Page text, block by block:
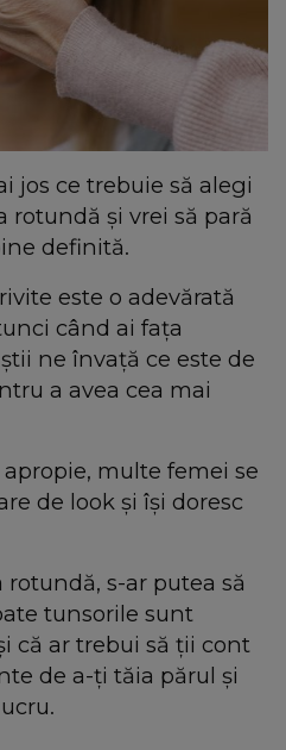
jos ce trebuie să alegi
rotundă și vrei să pară
definită.
este o adevărată
când ai fața
ne învață ce este de
a avea cea mai
multe femei se
de look și își doresc
rotundă, s-ar putea să
tunsorile sunt
că ar trebui să ții cont
de a-ți tăia părul și